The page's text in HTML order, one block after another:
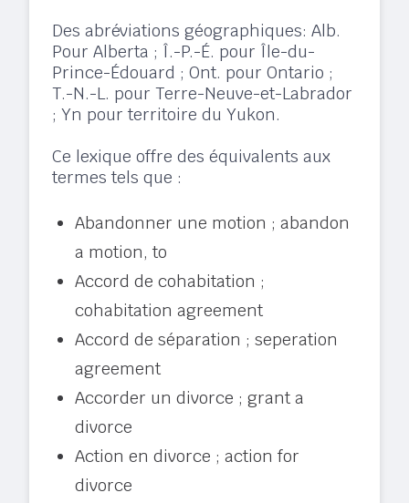
Des abréviations géographiques: Alb.
Pour Alberta ; Î.-P.-É. pour Île-du-
Prince-Édouard ; Ont. pour Ontario ;
T.-N.-L. pour Terre-Neuve-et-Labrador
; Yn pour territoire du Yukon.
Ce lexique offre des équivalents aux
termes tels que :
Abandonner une motion ; abandon
a motion, to
Accord de cohabitation ;
cohabitation agreement
Accord de séparation ; seperation
agreement
Accorder un divorce ; grant a
divorce
Action en divorce ; action for
divorce